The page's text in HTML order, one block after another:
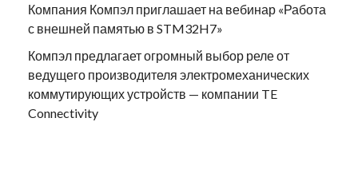
Компания Компэл приглашает на вебинар «Работа
с внешней памятью в STM32H7»
Компэл предлагает огромный выбор реле от
ведущего производителя электромеханических
коммутирующих устройств — компании TE
Connectivity